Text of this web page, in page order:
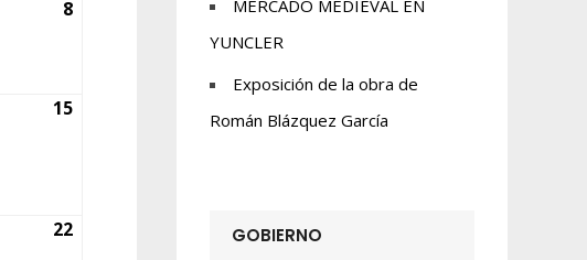
8
15
22
MERCADO MEDIEVAL EN
YUNCLER
Exposición de la obra de
Román Blázquez García
GOBIERNO